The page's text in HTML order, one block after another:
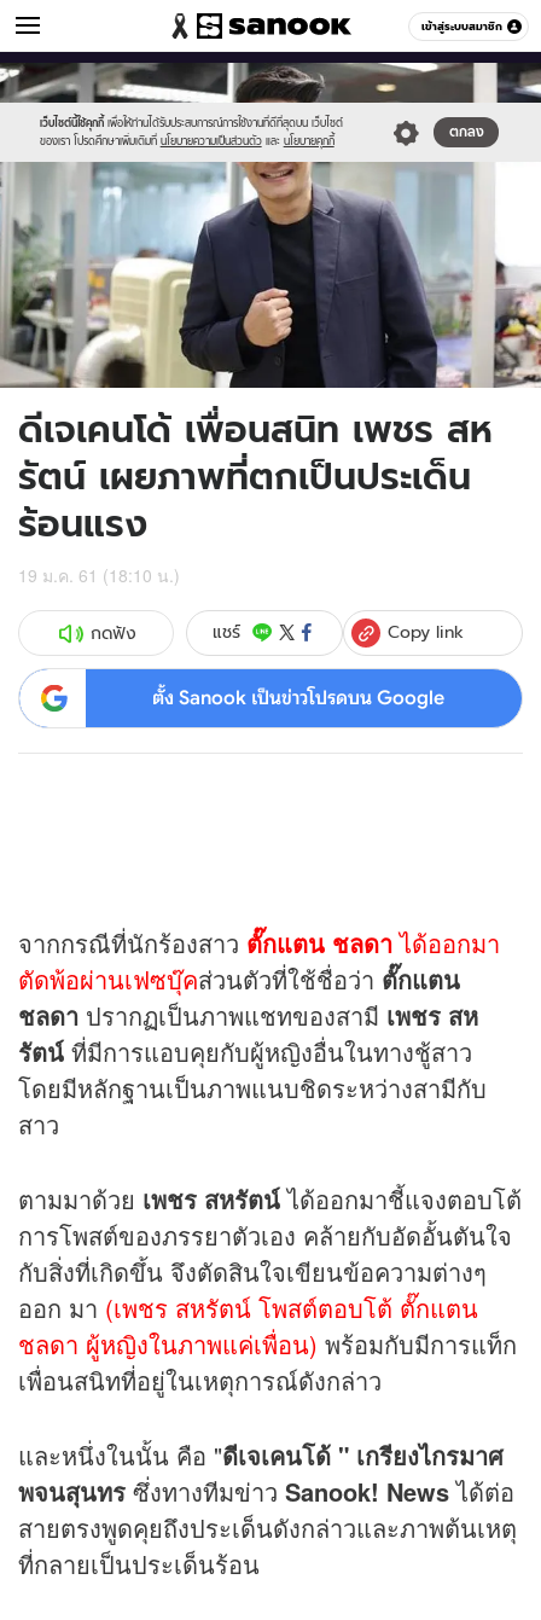
เข้าสู่ระบบสมาชิก
ข่าวบันเทิง หมวดอื่นๆ
เว็บไซต์นี้ใช้คุกกี้ เพื่อให้ท่านได้รับประสบการณ์การใช้งานที่ดีที่สุดบน เว็บไซต์
ของเรา โปรดศึกษาเพิ่มเติมที่ นโยบายความเป็นส่วนตัว และ นโยบายคุกกี้
ตกลง
Sanook
//s.isanook.com/sr/0/images/logo-
new-
sanook.png
600
60
//s.isanook.com/ns/0/ud/1006/5034602/12.jpg
ดีเจเคนโด้ เพื่อนสนิท เพชร สห
รัตน์ เผยภาพที่ตกเป็นประเด็น
ร้อนแรง
19 ม.ค. 61 (18:10 น.)
กดฟัง แชร์ Copy link
ตั้ง Sanook เป็นข่าวโปรดบน Google
จากกรณีที่นักร้องสาว ตั๊กแตน ชลดาได้ออกมา
ตัดพ้อผ่านเฟซบุ๊คส่วนตัวที่ใช้ชื่อว่า ตั๊กแตน
ชลดา ปรากฏเป็นภาพแชทของสามี เพชร สห
รัตน์ ที่มีการแอบคุยกับผู้หญิงอื่นในทางชู้สาว
โดยมีหลักฐานเป็นภาพแนบชิดระหว่างสามีกับ
สาว
ตามมาด้วย เพชร สหรัตน์ได้ออกมาชี้แจงตอบโต้
การโพสต์ของภรรยาตัวเอง คล้ายกับอัดอั้นตันใจ
กับสิ่งที่เกิดขึ้น จึงตัดสินใจเขียนข้อความต่างๆ
ออก มา (เพชร สหรัตน์ โพสต์ตอบโต้ ตั๊กแตน
ชลดา ผู้หญิงในภาพแค่เพื่อน) พร้อมกับมีการแท็ก
เพื่อนสนิทที่อยู่ในเหตุการณ์ดังกล่าว
และหนึ่งในนั้น คือ "ดีเจเคนโด้ " เกรียงไกรมาศ
พจนสุนทร ซึ่งทางทีมข่าว Sanook! Newsได้ต่อ
สายตรงพูดคุยถึงประเด็นดังกล่าวและภาพต้นเหตุ
ที่กลายเป็นประเด็นร้อน